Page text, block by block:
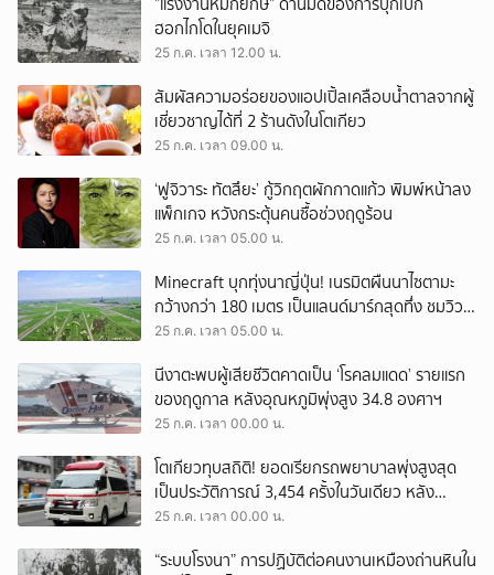
ฮอกไกโดในยุคเมจิ
25 ก.ค. เวลา 12.00 น.
สัมผัสความอร่อยของแอปเปิ้ลเคลือบน้ำตาลจากผู้
เชี่ยวชาญได้ที่ 2 ร้านดังในโตเกียว
25 ก.ค. เวลา 09.00 น.
‘ฟูจิวาระ ทัตสึยะ’ กู้วิกฤตผักกาดแก้ว พิมพ์หน้าลง
แพ็กเกจ หวังกระตุ้นคนซื้อช่วงฤดูร้อน
25 ก.ค. เวลา 05.00 น.
Minecraft บุกทุ่งนาญี่ปุ่น! เนรมิตผืนนาไซตามะ
กว้างกว่า 180 เมตร เป็นแลนด์มาร์กสุดทึ่ง ชมวิว
ยาว ๆ ถึงกลางเดือนพฤศจิกายนนี้
25 ก.ค. เวลา 05.00 น.
นีงาตะพบผู้เสียชีวิตคาดเป็น ‘โรคลมแดด’ รายแรก
ของฤดูกาล หลังอุณหภูมิพุ่งสูง 34.8 องศาฯ
25 ก.ค. เวลา 00.00 น.
โตเกียวทุบสถิติ! ยอดเรียกรถพยาบาลพุ่งสูงสุด
เป็นประวัติการณ์ 3,454 ครั้งในวันเดียว หลัง
อุณหภูมิพุ่งสูง 37.5 องศา
25 ก.ค. เวลา 00.00 น.
“ระบบโรงนา” การปฏิบัติต่อคนงานเหมืองถ่านหินใน